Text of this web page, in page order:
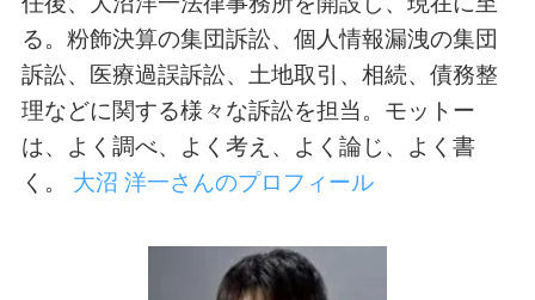
る。粉飾決算の集団訴訟、個人情報漏洩の集団
訴訟、医療過誤訴訟、土地取引、相続、債務整
理などに関する様々な訴訟を担当。モットー
は、よく調べ、よく考え、よく論じ、よく書
く。 大沼 洋一さんのプロフィール